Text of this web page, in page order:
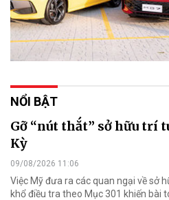
NỔI BẬT
Gỡ “nút thắt” sở hữu trí
Kỳ
09/08/2026 11:06
Việc Mỹ đưa ra các quan ngại về sở
khổ điều tra theo Mục 301 khiến bài